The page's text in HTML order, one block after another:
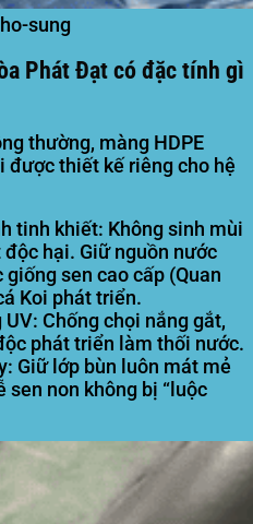
sung
Phát Đạt có đặc tính gì
thường, màng HDPE
được thiết kế riêng cho hệ
tinh khiết: Không sinh mùi
độc hại. Giữ nguồn nước
sen cao cấp (Quan
Koi phát triển.
UV: Chống chọi nắng gắt,
phát triển làm thối nước.
Giữ lớp bùn luôn mát mẻ
sen non không bị “luộc